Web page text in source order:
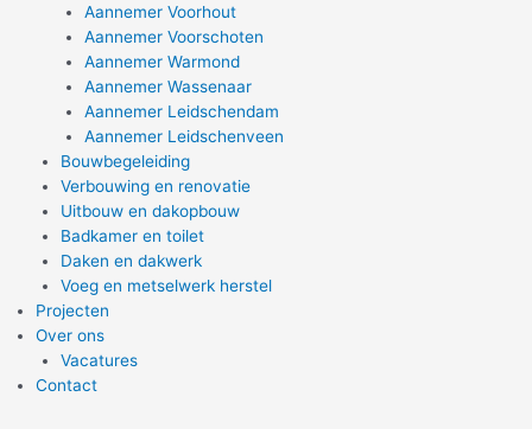
Aannemer Voorhout
Aannemer Voorschoten
Aannemer Warmond
Aannemer Wassenaar
Aannemer Leidschendam
Aannemer Leidschenveen
Bouwbegeleiding
Verbouwing en renovatie
Uitbouw en dakopbouw
Badkamer en toilet
Daken en dakwerk
Voeg en metselwerk herstel
Projecten
Over ons
Vacatures
Contact